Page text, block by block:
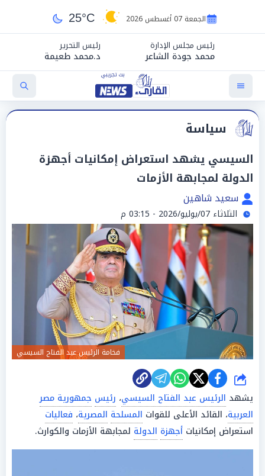
الجمعة 07 أغسطس 2026 25°C
رئيس مجلس الإدارة
محمد جودة الشاعر
رئيس التحرير
د.محمد طعيمة
سياسة
السيسي يشهد استعراض إمكانيات أجهزة
الدولة لمجابهة الأزمات
سعيد شاهين
الثلاثاء 07/يوليو/2026 - 03:15 م
فخامة الرئيس عبد الفتاح السيسي
شارك
يشهد الرئيس عبد الفتاح السيسي، رئيس جمهورية مصر
العربية، القائد الأعلى للقوات المسلحة المصرية، فعاليات
استعراض إمكانيات أجهزة الدولة لمجابهة الأزمات والكوارث.